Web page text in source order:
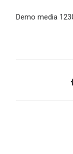
Demo media